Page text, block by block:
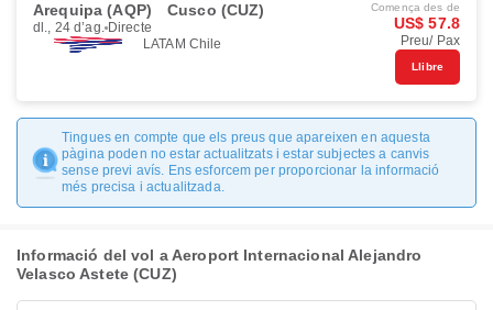
Arequipa (AQP) Cusco (CUZ)
dl., 24 d’ag. Directe
LATAM Chile
Comença des de
US$ 57.8
Preu/ Pax
Llibre
Tingues en compte que els preus que apareixen en aquesta
pàgina poden no estar actualitzats i estar subjectes a canvis
sense previ avís. Ens esforcem per proporcionar la informació
més precisa i actualitzada.
Informació del vol a Aeroport Internacional Alejandro
Velasco Astete (CUZ)